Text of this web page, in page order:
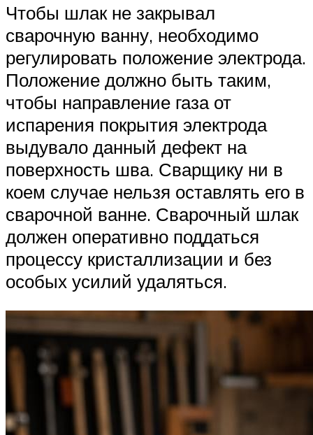
Чтобы шлак не закрывал
сварочную ванну, необходимо
регулировать положение электрода.
Положение должно быть таким,
чтобы направление газа от
испарения покрытия электрода
выдувало данный дефект на
поверхность шва. Сварщику ни в
коем случае нельзя оставлять его в
сварочной ванне. Сварочный шлак
должен оперативно поддаться
процессу кристаллизации и без
особых усилий удаляться.